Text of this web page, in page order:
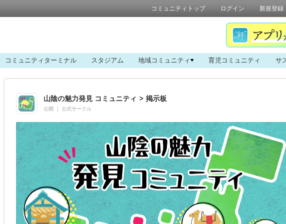
コミュニティトップ ログイン 新規登録
コミュニティターミナル スタジアム 地域コミュニティ 育児コミュニティ サ
山陰の魅力発見 コミュニティ > 掲示板
公開 公式サークル